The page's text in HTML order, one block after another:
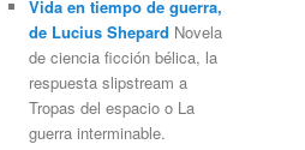
Vida en tiempo de guerra,
de Lucius Shepard Novela
de ciencia ficción bélica, la
respuesta slipstream a
Tropas del espacio o La
guerra interminable.